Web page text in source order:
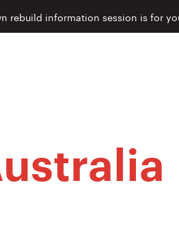
rebuild information session is for